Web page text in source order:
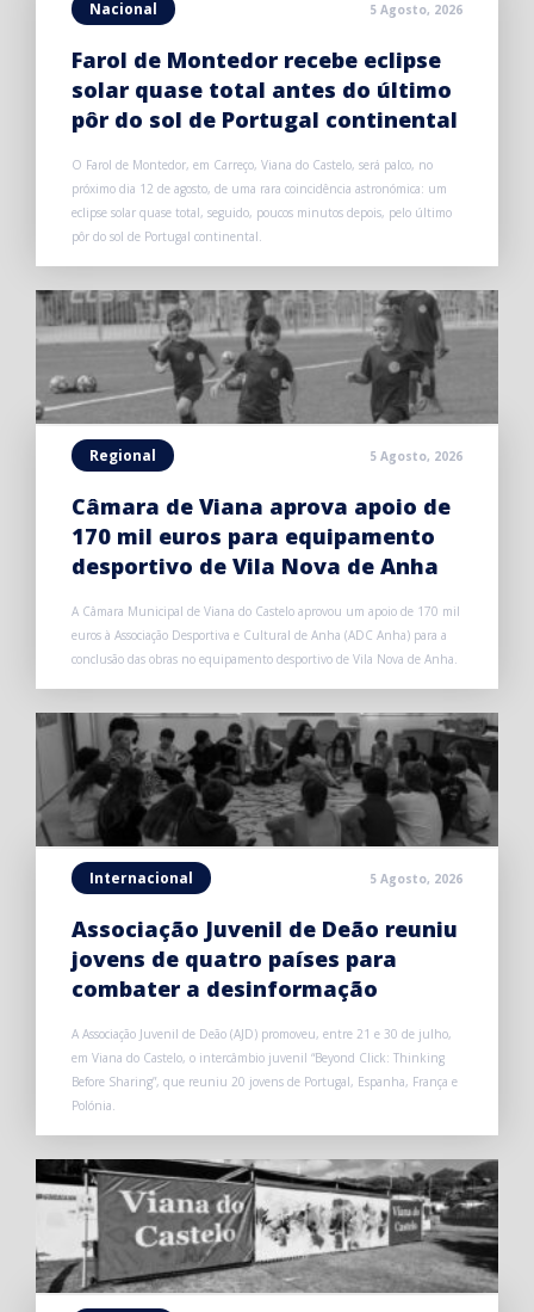
Nacional 5 Agosto, 2026
Farol de Montedor recebe eclipse
solar quase total antes do último
pôr do sol de Portugal continental
O Farol de Montedor, em Carreço, Viana do Castelo, será palco, no
próximo dia 12 de agosto, de uma rara coincidência astronómica: um
eclipse solar quase total, seguido, poucos minutos depois, pelo último
pôr do sol de Portugal continental.
Regional 5 Agosto, 2026
Câmara de Viana aprova apoio de
170 mil euros para equipamento
desportivo de Vila Nova de Anha
A Câmara Municipal de Viana do Castelo aprovou um apoio de 170 mil
euros à Associação Desportiva e Cultural de Anha (ADC Anha) para a
conclusão das obras no equipamento desportivo de Vila Nova de Anha.
Internacional 5 Agosto, 2026
Associação Juvenil de Deão reuniu
jovens de quatro países para
combater a desinformação
A Associação Juvenil de Deão (AJD) promoveu, entre 21 e 30 de julho,
em Viana do Castelo, o intercâmbio juvenil “Beyond Click: Thinking
Before Sharing”, que reuniu 20 jovens de Portugal, Espanha, França e
Polónia.